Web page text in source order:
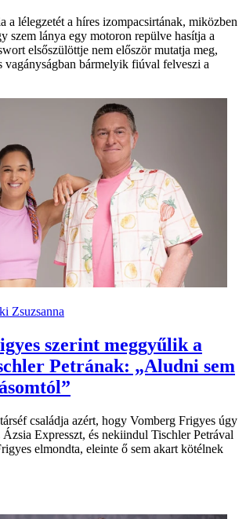
a lélegzetét a híres izompacsirtának, miközben
szem lánya egy motoron repülve hasítja a
elsőszülöttje nem először mutatja meg,
vagányságban bármelyik fiúval felveszi a
Zsuzsanna
szerint meggyűlik a
Petrának: „Aludni sem
családja azért, hogy Vomberg Frigyes úgy
Expresszt, és nekiindul Tischler Petrával
elmondta, eleinte ő sem akart kötélnek